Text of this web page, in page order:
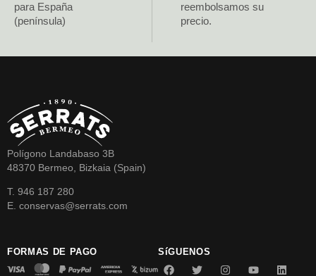
para España
(península)
reembolsamos su
precio.
Polígono Landabaso 3B
48370 Bermeo, Bizkaia (Spain)
T. 946 187 280
E. conservas@serrats.com
FORMAS DE PAGO SíGUENOS